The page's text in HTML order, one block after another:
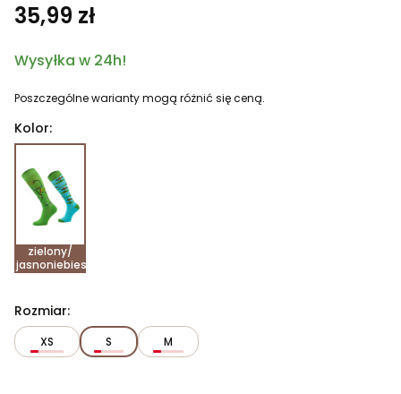
35,99 zł
Wysyłka w 24h!
Poszczególne warianty mogą różnić się ceną.
Kolor:
zielony/
jasnoniebieski
Rozmiar:
XS S M